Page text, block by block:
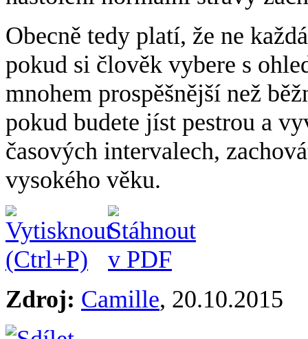
Obecně tedy platí, že ne
pokud si člověk vybere s
mnohem prospěšnější než
pokud budete jíst pestrou a
časových intervalech,
vysokého věku.
Zdroj: Camille, 20.10.2015